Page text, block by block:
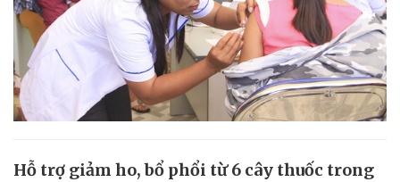
Hỗ trợ giảm ho, bổ phổi từ 6 cây thuốc trong